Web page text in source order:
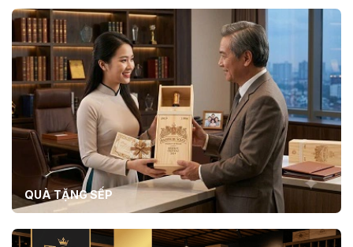
QUÀ TẶNG SẾP